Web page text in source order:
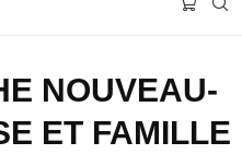
NOUVEAU-
ET FAMILLE